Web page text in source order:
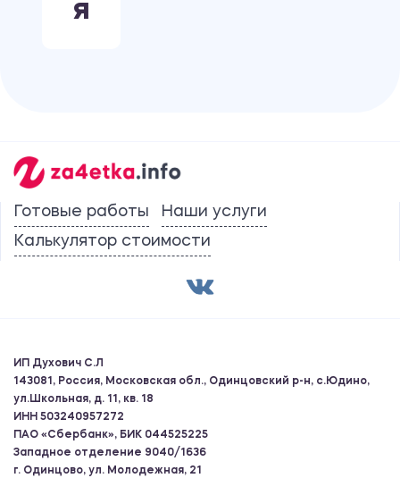
Я
Готовые работы
Наши услуги
Калькулятор стоимости
ИП Духович С.Л
143081, Россия, Московская обл., Одинцовский р-н, с.Юдино,
ул.Школьная, д. 11, кв. 18
ИНН 503240957272
ПАО «Сбербанк», БИК 044525225
Западное отделение 9040/1636
г. Одинцово, ул. Молодежная, 21